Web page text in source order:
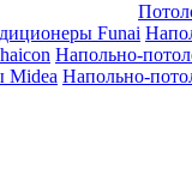
Funai
Напольно-
Midea Напольно-